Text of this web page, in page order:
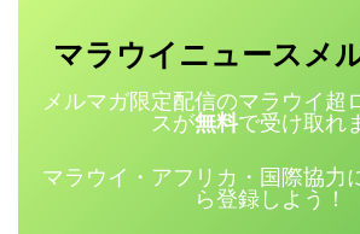
マラウイニュース メ
メルマガ限定配信のマラウイ超
スが無料で受け取れ
マラウイ・アフリカ・国際協力
ら登録しよう！